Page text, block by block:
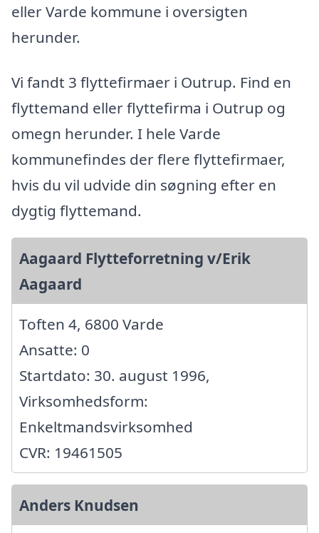
eller Varde kommune i oversigten
herunder.
Vi fandt 3 flyttefirmaer i Outrup. Find en
flyttemand eller flyttefirma i Outrup og
omegn herunder. I hele Varde
kommunefindes der flere flyttefirmaer,
hvis du vil udvide din søgning efter en
dygtig flyttemand.
Aagaard Flytteforretning v/Erik
Aagaard
Toften 4, 6800 Varde
Ansatte: 0
Startdato: 30. august 1996,
Virksomhedsform:
Enkeltmandsvirksomhed
CVR: 19461505
Anders Knudsen